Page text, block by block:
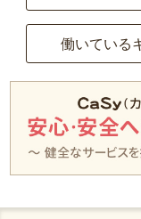
働いている